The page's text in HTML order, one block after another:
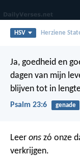
HSV Herziene
Ja, goedheid en
dagen van mijn
blijven tot in
Psalm 23:6 genade
Leer ons zó onze
verkrijgen.